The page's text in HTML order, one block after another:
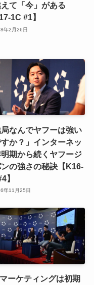
えて「今」がある
1C #1】
年2月26日
局なんでヤフーは強い
か？」インターネッ
明期から続くヤフージ
ンの強さの秘訣【K16-
】
年11月25日
ーケティングは初期